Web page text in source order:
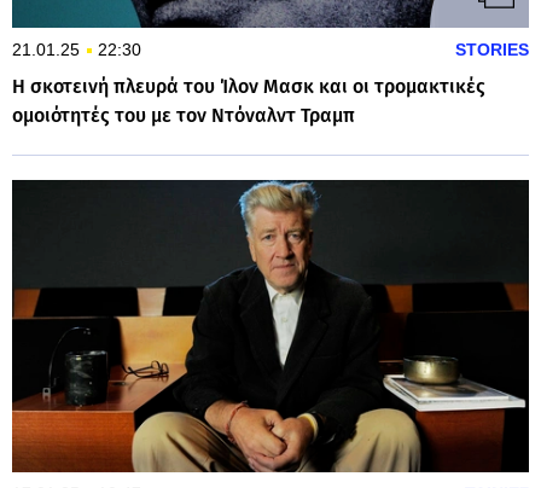
21.01.25 22:30 STORIES
Η σκοτεινή πλευρά του Ίλον Μασκ και οι τρομακτικές
ομοιότητές του με τον Ντόναλντ Τραμπ